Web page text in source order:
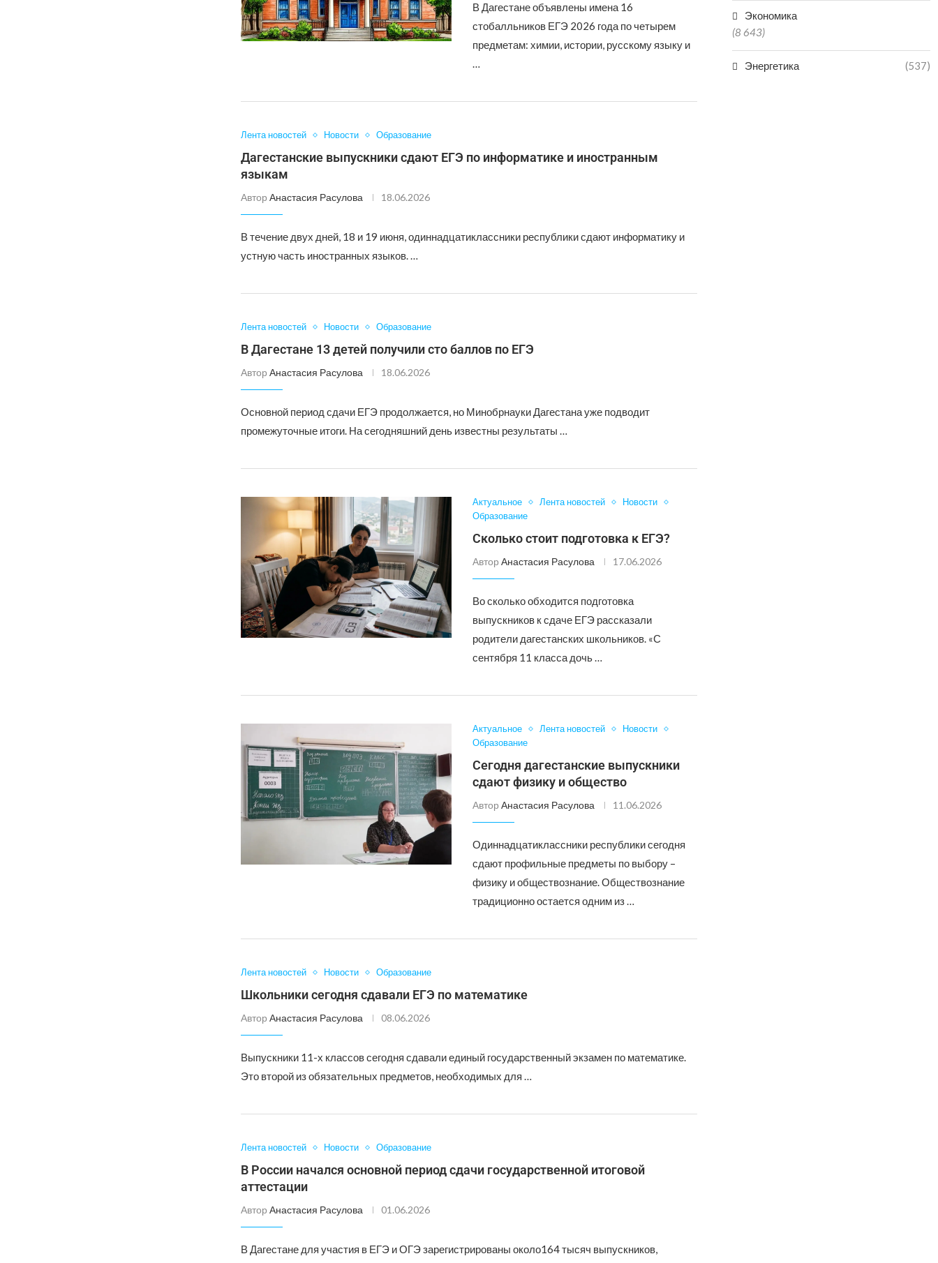
В Дагестане объявлены имена 16
стобалльников ЕГЭ 2026 года по четырем
предметам: химии, истории, русскому языку и
…
Лента новостей Новости Образование
Дагестанские выпускники сдают ЕГЭ по информатике и иностранным
языкам
Автор Анастасия Расулова 18.06.2026
В течение двух дней, 18 и 19 июня, одиннадцатиклассники республики сдают информатику и
устную часть иностранных языков. …
Лента новостей Новости Образование
В Дагестане 13 детей получили сто баллов по ЕГЭ
Автор Анастасия Расулова 18.06.2026
Основной период сдачи ЕГЭ продолжается, но Минобрнауки Дагестана уже подводит
промежуточные итоги. На сегодняшний день известны результаты …
Актуальное Лента новостей
Новости
Образование
Сколько стоит подготовка к ЕГЭ?
АвторАнастасия Расулова 17.06.2026
Во сколько обходится подготовка
выпускников к сдаче ЕГЭ рассказали
родители дагестанских школьников. «С
сентября 11 класса дочь …
Актуальное Лента новостей
Новости
Образование
Сегодня дагестанские выпускники
сдают физику и общество
АвторАнастасия Расулова 11.06.2026
Одиннадцатиклассники республики сегодня
сдают профильные предметы по выбору –
физику и обществознание. Обществознание
традиционно остается одним из …
Лента новостей Новости Образование
Школьники сегодня сдавали ЕГЭ по математике
Автор Анастасия Расулова 08.06.2026
Выпускники 11-х классов сегодня сдавали единый государственный экзамен по математике.
Это второй из обязательных предметов, необходимых для …
Лента новостей Новости Образование
В России начался основной период сдачи государственной итоговой
аттестации
Автор Анастасия Расулова 01.06.2026
В Дагестане для участия в ЕГЭ и ОГЭ зарегистрированы около164 тысяч выпускников,
Экономика
(8 643)
Энергетика (537)